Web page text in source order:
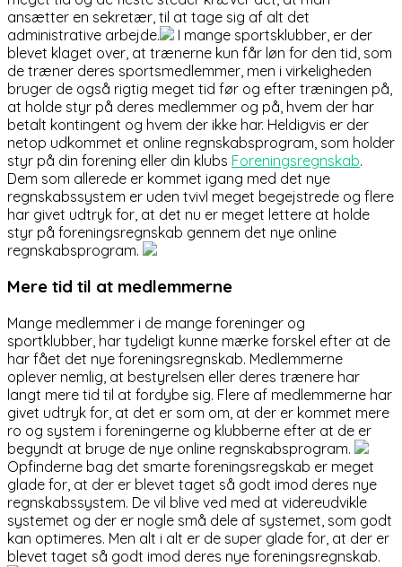
ansætter en sekretær, til at tage sig af alt det
administrative arbejde.
I mange sportsklubber, er der
blevet klaget over, at trænerne kun får løn for den tid, som
de træner deres sportsmedlemmer, men i virkeligheden
bruger de også rigtig meget tid før og efter træningen på,
at holde styr på deres medlemmer og på, hvem der har
betalt kontingent og hvem der ikke har. Heldigvis er der
netop udkommet et online regnskabsprogram, som holder
styr på din forening eller din klubs Foreningsregnskab.
Dem som allerede er kommet igang med det nye
regnskabssystem er uden tvivl meget begejstrede og flere
har givet udtryk for, at det nu er meget lettere at holde
styr på foreningsregnskab gennem det nye online
regnskabsprogram.
Mere tid til at medlemmerne
Mange medlemmer i de mange foreninger og
sportklubber, har tydeligt kunne mærke forskel efter at de
har fået det nye foreningsregnskab. Medlemmerne
oplever nemlig, at bestyrelsen eller deres trænere har
langt mere tid til at fordybe sig. Flere af medlemmerne har
givet udtryk for, at det er som om, at der er kommet mere
ro og system i foreningerne og klubberne efter at de er
begyndt at bruge de nye online regnskabsprogram.
Opfinderne bag det smarte foreningsregskab er meget
glade for, at der er blevet taget så godt imod deres nye
regnskabssystem. De vil blive ved med at videreudvikle
systemet og der er nogle små dele af systemet, som godt
kan optimeres. Men alt i alt er de super glade for, at der er
blevet taget så godt imod deres nye foreningsregnskab.